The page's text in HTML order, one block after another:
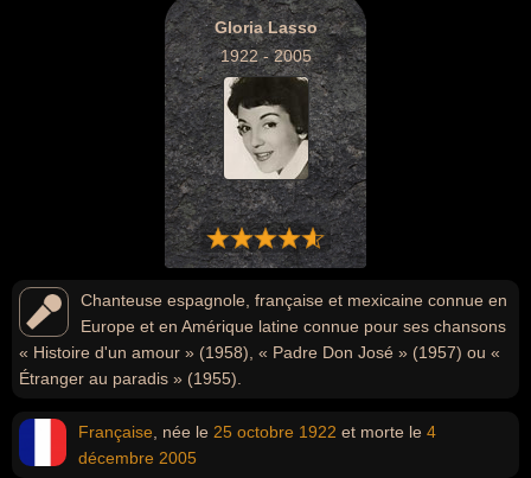
Gloria Lasso
1922 - 2005
Chanteuse espagnole, française et mexicaine connue en
Europe et en Amérique latine connue pour ses chansons
« Histoire d'un amour » (1958), « Padre Don José » (1957) ou «
Étranger au paradis » (1955).
Française , née le 25 octobre 1922 et morte le 4
décembre 2005